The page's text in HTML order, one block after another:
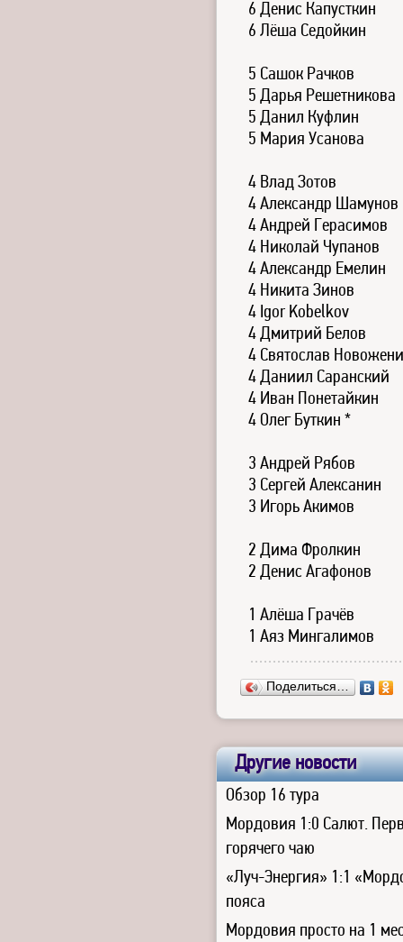
6 Денис Капусткин
6 Лёша Седойкин
5 Сашок Рачков
5 Дарья Решетникова
5 Данил Куфлин
5 Мария Усанова
4 Влад Зотов
4 Александр Шамунов
4 Андрей Герасимов
4 Николай Чупанов
4 Александр Емелин
4 Никита Зинов
4 Igor Kobelkov
4 Дмитрий Белов
4 Святослав
4 Даниил Саранский
4 Иван Понетайкин
4 Олег Буткин *
3 Андрей Рябов
3 Сергей Алексанин
3 Игорь Акимов
2 Дима Фролкин
2 Денис Агафонов
1 Алёша Грачёв
1 Аяз Мингалимов
Поделиться…
Другие новости
Обзор 16 тура
Мордовия 1:0 Салют.
горячего чаю
«Луч-Энергия» 1:1
пояса
Мордовия просто на 1